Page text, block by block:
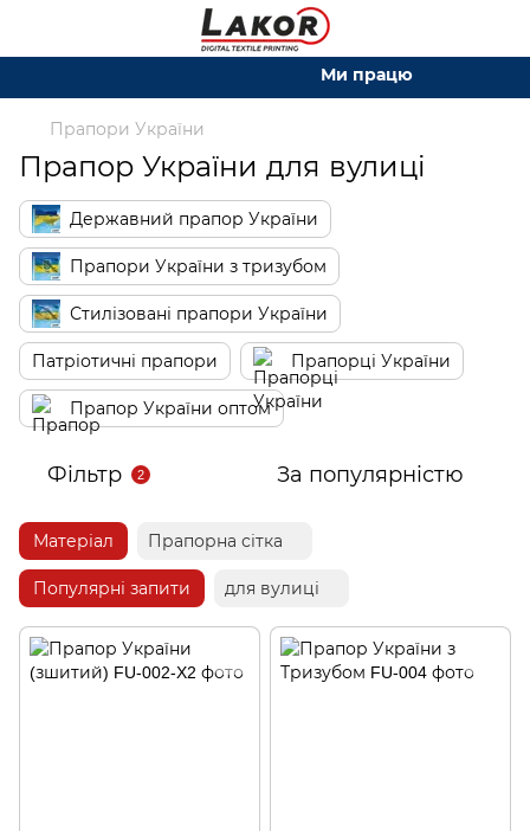
Ми працюємо. Все буде
Прапори України
Прапор України для вулиці
Державний прапор України
Прапори України з тризубом
Стилізовані прапори України
Патріотичні прапори Прапорці України
Прапор України оптом
Фільтр 2 За популярністю
Матеріал Прапорна сітка
Популярні запити для вулиці